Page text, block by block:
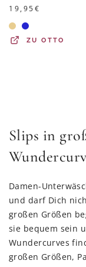
19,95€
ZUOTTO
Slips in
Damen-
und darf Dich
großen Größen
sie bequem sein
Wundercurves
großen Größen,